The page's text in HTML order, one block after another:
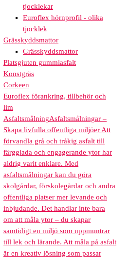
tjocklekar
Euroflex hörnprofil - olika
tjocklek
Grässkyddsmattor
Grässkyddsmattor
Platsgjuten gummiasfalt
Konstgräs
Corkeen
Euroflex förankring, tillbehör och
lim
AsfaltsmålningAsfaltsmålningar –
Skapa livfulla offentliga miljöer Att
förvandla grå och tråkig asfalt till
färgglada och engagerande ytor har
aldrig varit enklare. Med
asfaltsmålningar kan du göra
skolgårdar, förskolegårdar och andra
offentliga platser mer levande och
inbjudande. Det handlar inte bara
om att måla ytor – du skapar
samtidigt en miljö som uppmuntrar
till lek och lärande. Att måla på asfalt
är en kreativ lösning som passar